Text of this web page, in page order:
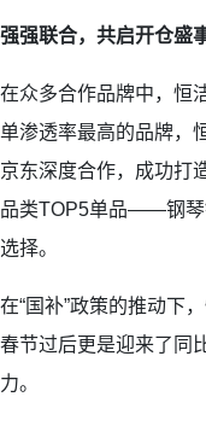
强强联合，共启开仓盛
在众多合作品牌中，恒
单渗透率最高的品牌，
京东深度合作，成功打
品类TOP5单品——钢琴
选择。
在“国补”政策的推动下
春节过后更是迎来了同
力。